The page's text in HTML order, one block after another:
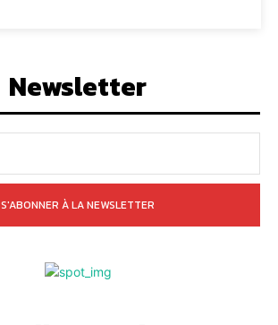
Newsletter
S'ABONNER À LA NEWSLETTER